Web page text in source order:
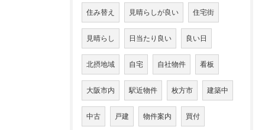
住み替え 見晴らしが良い 住宅街
見晴らし 日当たり良い 良い日
北摂地域 自宅 自社物件 看板
大阪市内 駅近物件 枚方市 建築中
中古 戸建 物件案内 買付